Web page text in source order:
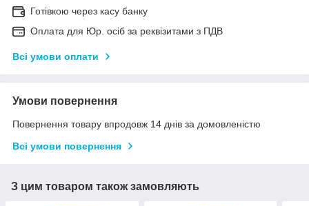
Готівкою через касу банку
Оплата для Юр. осіб за реквізитами з ПДВ
Всі умови оплати
Умови повернення
Повернення товару впродовж 14 днів за домовленістю
Всі умови повернення
З цим товаром також замовляють